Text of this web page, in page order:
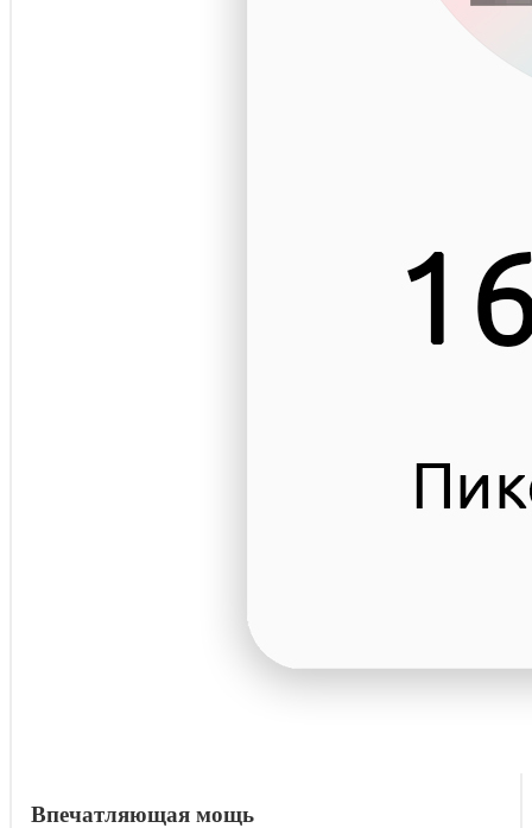
Впечатляющая мощь